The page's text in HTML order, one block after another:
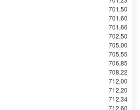
701,50
701,60
701,66
702,50
705,00
705,55
706,85
708,22
712,00
712,20
712,34
712,60